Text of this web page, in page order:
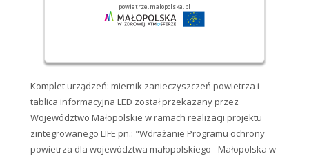
Komplet urządzeń: miernik zanieczyszczeń powietrza i
tablica informacyjna LED został przekazany przez
Województwo Małopolskie w ramach realizacji projektu
zintegrowanego LIFE pn.: "Wdrażanie Programu ochrony
powietrza dla województwa małopolskiego - Małopolska w